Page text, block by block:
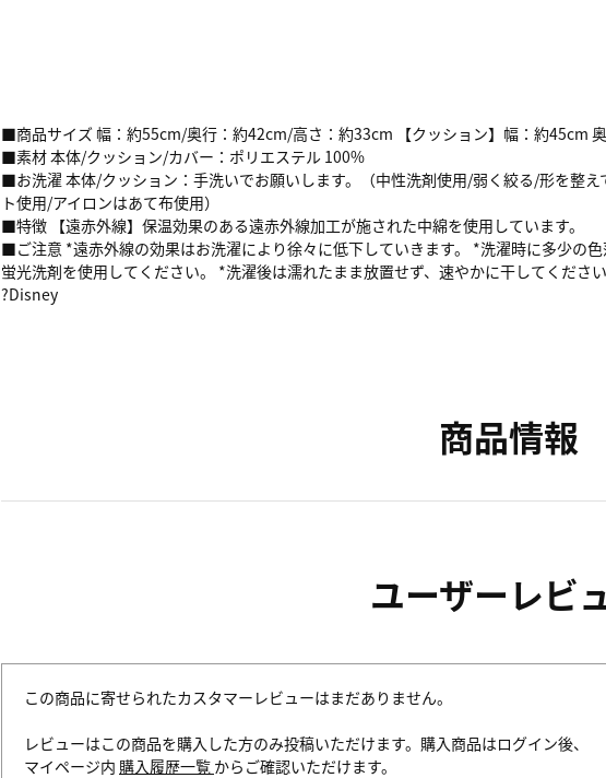
■商品サイズ 幅：約55cm/奥行：約42cm/高さ：約33cm 【クッション】幅：約45cm
■素材 本体/クッション/カバー：ポリエステル 100%
■お洗濯 本体/クッション：手洗いでお願いします。（中性洗剤使用/弱く絞る/形を整
ト使用/アイロンはあて布使用）
■特徴 【遠赤外線】保温効果のある遠赤外線加工が施された中綿を使用しています。
■ご注意 *遠赤外線の効果はお洗濯により徐々に低下していきます。 *洗濯時に多少の
蛍光洗剤を使用してください。 *洗濯後は濡れたまま放置せず、速やかに干してください
?Disney
商品情報
ユーザーレビ
この商品に寄せられたカスタマーレビューはまだありません。
レビューはこの商品を購入した方のみ投稿いただけます。購入商品はログイン後、
マイページ内 購入履歴一覧 からご確認いただけます。